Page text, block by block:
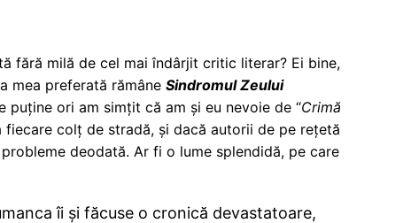
fără milă de cel mai îndârjit critic literar? Ei bine,
mea preferată rămâneSindromul Zeului
ori am simțit că am și eu nevoie de “Crimă
colț de stradă, și dacă autorii de pe rețetă
deodată. Ar fi o lume splendidă, pe care
îi și făcuse o cronică devastatoare,